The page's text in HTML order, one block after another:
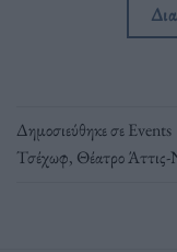
Δημοσιεύθηκε σεEvents
Τσέχωφ, Θέατρο